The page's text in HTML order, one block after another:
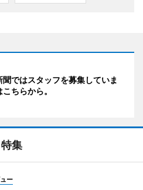
聞ではスタッフを募集していま
ちらから。
特集
ー